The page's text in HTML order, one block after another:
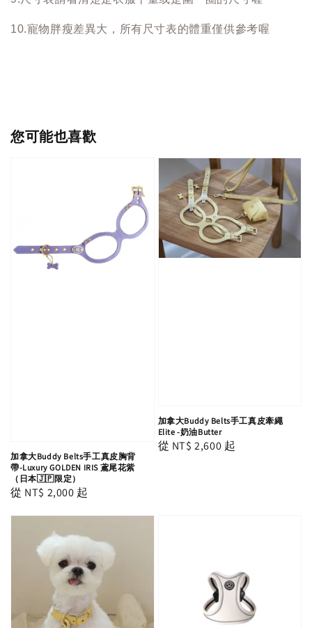
10.寵物胖瘦差異大，所有尺寸表的體重僅供參考喔
您可能也喜歡
加拿大Buddy Belts手工真皮胸背
帶-Luxury GOLDEN IRIS 鳶尾花紫
（日本🇯🇵限定）
Regular
從 NT$ 2,000 起
加拿大Buddy Belts手工真皮牽繩
Elite -奶油Butter
Regular
從 NT$ 2,600 起